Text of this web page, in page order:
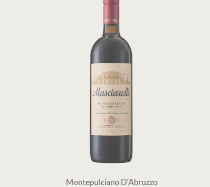
Montepulciano D'Abruzzo